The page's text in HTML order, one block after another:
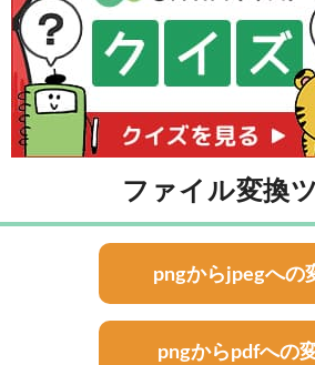
ファイル変換
pngからjpegへの
pngからpdfへの